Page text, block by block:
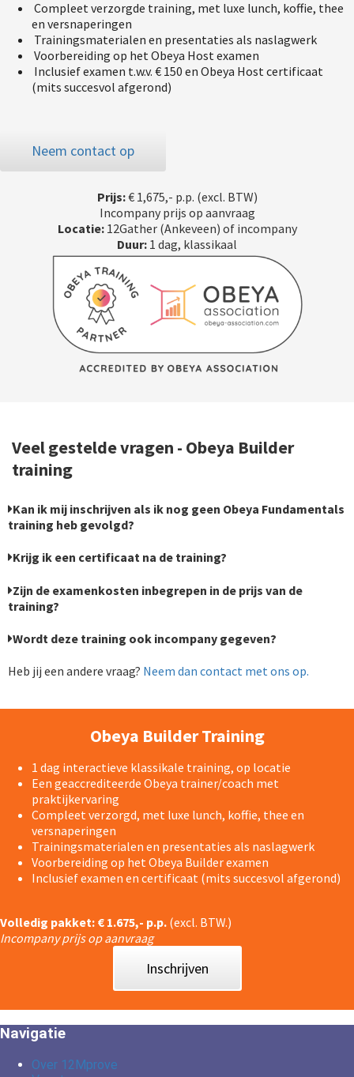
Compleet verzorgde training, met luxe lunch, koffie, thee
en versnaperingen
Trainingsmaterialen en presentaties als naslagwerk
Voorbereiding op het Obeya Host examen
Inclusief examen t.w.v. € 150 en Obeya Host certificaat
(mits succesvol afgerond)
Neem contact op
Prijs:€ 1,675,- p.p. (excl. BTW)
Incompany prijs op aanvraag
Locatie:12Gather (Ankeveen) of incompany
Duur: 1 dag, klassikaal
Veel gestelde vragen - Obeya Builder
training
Kan ik mij inschrijven als ik nog geen Obeya Fundamentals
training heb gevolgd?
Krijg ik een certificaat na de training?
Zijn de examenkosten inbegrepen in de prijs van de
training?
Wordt deze training ook incompany gegeven?
Heb jij een andere vraag? Neem dan contact met ons op.
Obeya Builder Training
1 dag interactieve klassikale training, op locatie
Een geaccrediteerde Obeya trainer/coach met
praktijkervaring
Compleet verzorgd, met luxe lunch, koffie, thee en
versnaperingen
Trainingsmaterialen en presentaties als naslagwerk
Voorbereiding op het Obeya Builder examen
Inclusief examen en certificaat (mits succesvol afgerond)
Volledig pakket: € 1.675,- p.p. (excl. BTW.)
Incompany prijs op aanvraag
Inschrijven
Navigatie
Over 12Mprove